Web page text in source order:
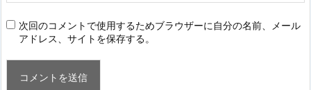
次回のコメントで使用するためブラウザーに自分の名前、メール
アドレス、サイトを保存する。